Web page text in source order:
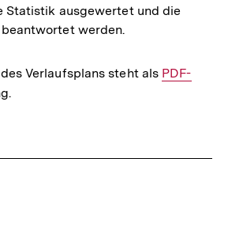
Statistik ausgewertet und die
werden.
Verlaufsplans steht als Interner
PDF-